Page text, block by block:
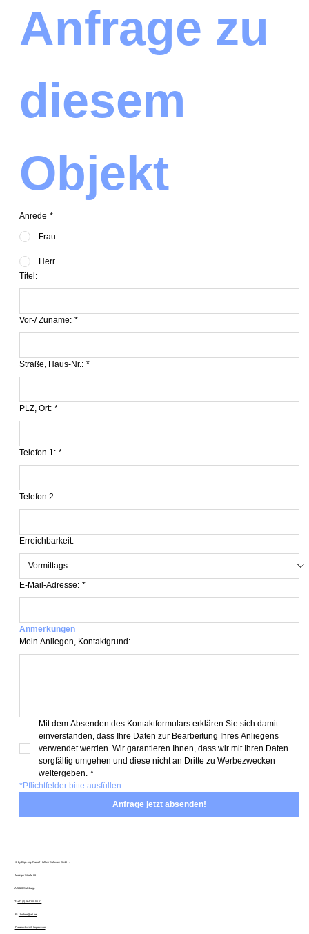
Anfrage zu
diesem
Objekt
Anrede *
Frau
Herr
Titel:
Vor-/ Zuname: *
Straße, Haus-Nr.: *
PLZ, Ort: *
Telefon 1: *
Telefon 2:
Erreichbarkeit:
E-Mail-Adresse: *
Anmerkungen
Mein Anliegen, Kontaktgrund:
Mit dem Absenden des Kontaktformulars erklären Sie sich damit
einverstanden, dass Ihre Daten zur Bearbeitung Ihres Anliegens
verwendet werden. Wir garantieren Ihnen, dass wir mit Ihren Daten
sorgfältig umgehen und diese nicht an Dritte zu Werbezwecken
weitergeben. *
*Pflichtfelder bitte ausfüllen
Anfrage jetzt absenden!
© by Dipl.-Ing. Rudolf Hofherr Software GmbH .
Morzger Straße 66 .
A-5020 Salzburg .
T:+43 (0) 664 160 51 51
E: r.hofherr@a1.net.
Datenschutz & Impressum